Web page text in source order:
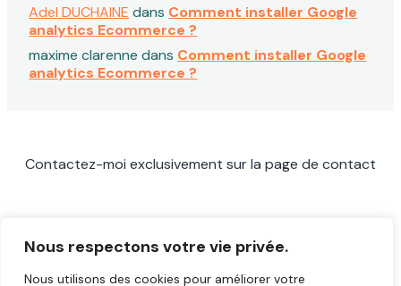
Nous respectons votre vie privée.
Nous utilisons des cookies pour améliorer votre
Adel DUCHAINE dans Comment installer Google
analytics Ecommerce ?
maxime clarenne dans Comment installer Google
analytics Ecommerce ?
Contactez-moi exclusivement sur la page de contact